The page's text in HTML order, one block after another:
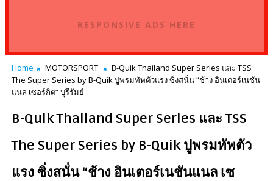
RESPONSIVE ADS HERE
Home MOTORSPORT
B-Quik Thailand Super Series และ TSS
The Super Series by B-Quik ปูพรมทัพตัวแรง ซิ่งสนั่น “ช้าง อินเตอร์เนชัน
แนล เซอร์กิต” บุรีรัมย์
B-Quik Thailand Super Series และ TSS
The Super Series by B-Quik ปูพรมทัพตัว
แรง ซิ่งสนั่น “ช้าง อินเตอร์เนชันแนล เซ